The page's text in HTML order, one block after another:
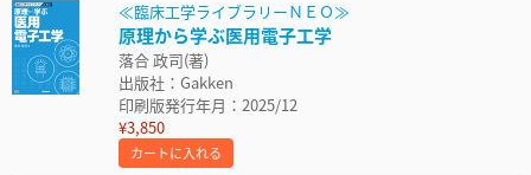
≪臨床工学ライブラリーＮＥＯ≫
原理から学ぶ医用電子工学
落合 政司(著)
出版社：Gakken
印刷版発行年月：2025/12
¥3,850
カートに入れる